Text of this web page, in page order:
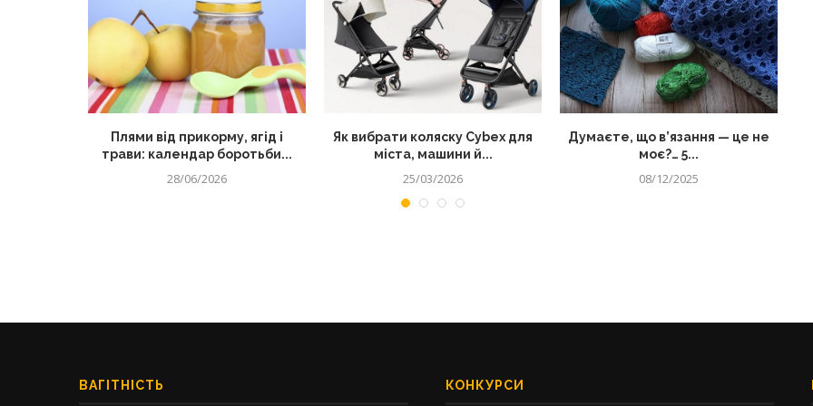
Плями від прикорму, ягід і
трави: календар боротьби...
28/06/2026
Як вибрати коляску Cybex для
міста, машини й...
25/03/2026
Думаєте, що в’язання — це не
моє?… 5...
08/12/2025
ВАГІТНІСТЬ КОНКУРСИ